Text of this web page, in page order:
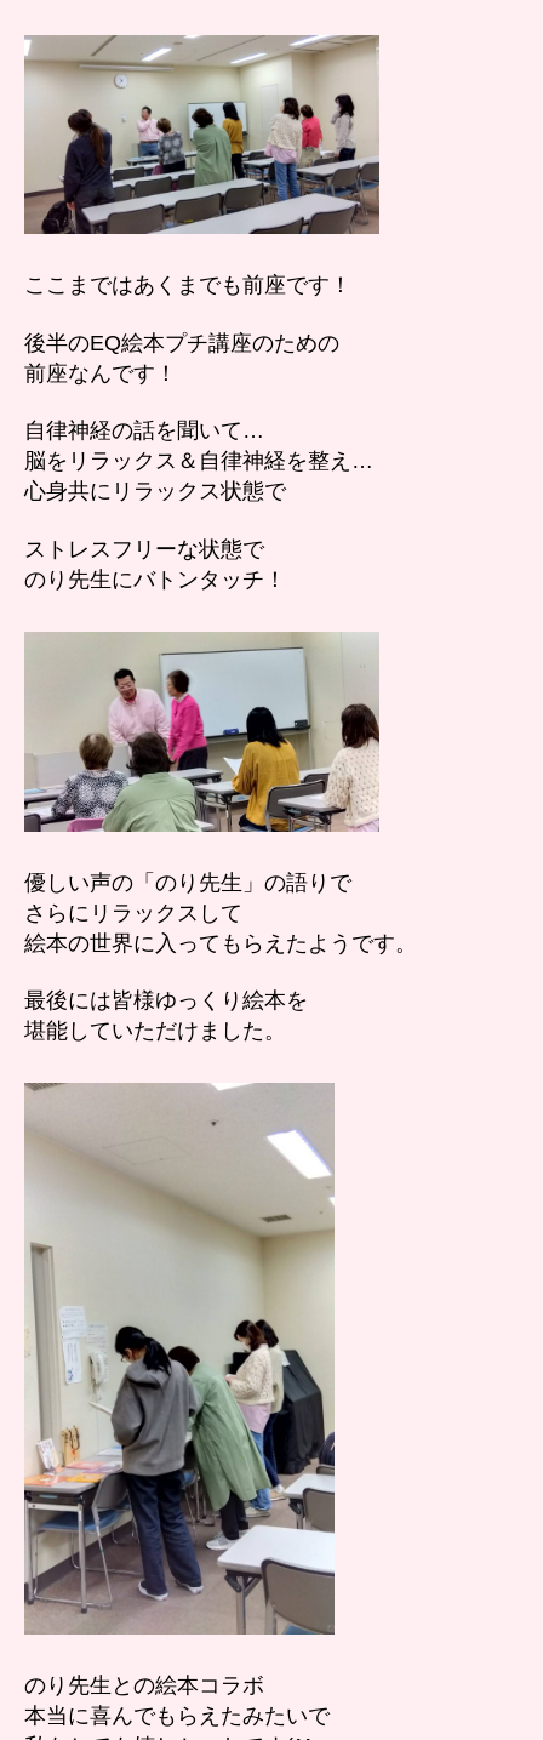
ここまではあくまでも前座です！
後半のEQ絵本プチ講座のための
前座なんです！
自律神経の話を聞いて…
脳をリラックス＆自律神経を整え…
心身共にリラックス状態で
ストレスフリーな状態で
のり先生にバトンタッチ！
優しい声の「のり先生」の語りで
さらにリラックスして
絵本の世界に入ってもらえたようです。
最後には皆様ゆっくり絵本を
堪能していただけました。
のり先生との絵本コラボ
本当に喜んでもらえたみたいで